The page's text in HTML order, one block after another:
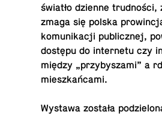
światło dzienne
zmaga się polska
ko­mu­nikacji pub­licznej,
dostępu do in­ter­netu czy
między „przy­byszami” a
mieszkańcami.
Wystawa została